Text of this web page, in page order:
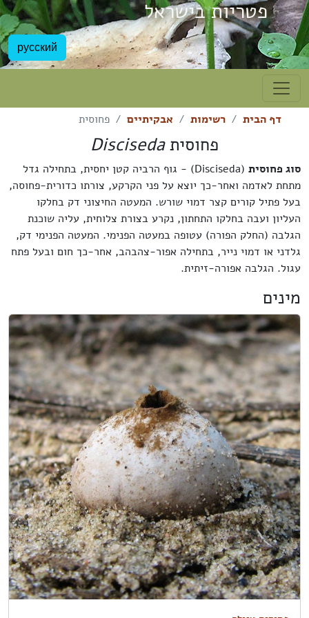
פטריות בישראל
русский
דף הבית רשימות אבקיתיים פחוסית
פחוסיתDisciseda
סוג פחוסית
(Disciseda) - גוף הרביה קטן יחסית, בתחילה גדל
מתחת לאדמה ואחר-כך יוצא על פני הקרקע, צורתו כדורית-פחוסה,
בעל פתיל קורים קצר דמוי שורש. המעטה החיצוני דק בחלקו
העליון ועבה בחלקו התחתון, נקרע בצורת צלוחית, עליה שוכנת
הגלבה (החלק הפורה) עטופה במעטה הפנימי. המעטה הפנימי דק,
גלדני או דמוי נייר, בתחילה אפור-צהבהב, אחר-כך חום ובעל פתח
עגול. הגלבה אפורה-זיתית.
מינים